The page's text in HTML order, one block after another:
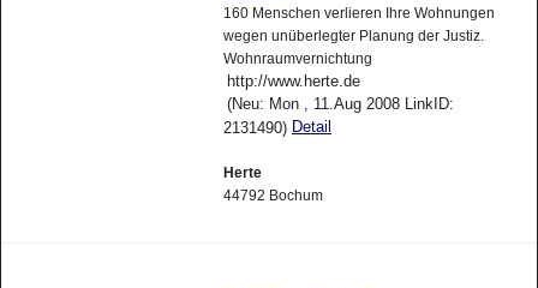
160 Menschen verlieren Ihre Wohnungen
wegen unüberlegter Planung der Justiz.
Wohnraumvernichtung
http://www.herte.de
(Neu: Mon , 11.Aug 2008 LinkID:
2131490) Detail
Herte
44792 Bochum